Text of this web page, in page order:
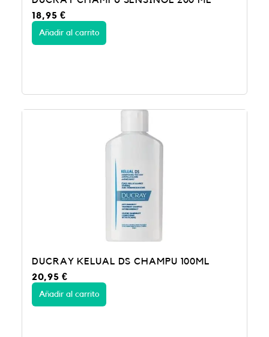
5
18,95€
Añadir al carrito
DUCRAY KELUAL DS CHAMPU 100ML
20,95€
Añadir al carrito